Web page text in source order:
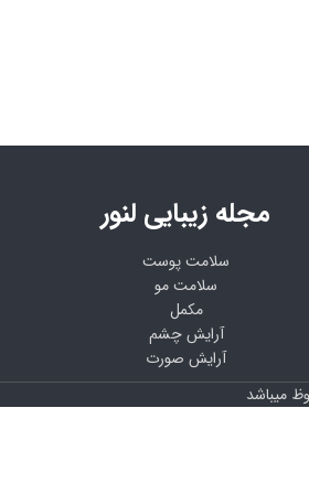
مجله زیبایی لنور
سلامت پوست
سلامت مو
مکمل
آرایش چشم
آرایش صورت
میباشد